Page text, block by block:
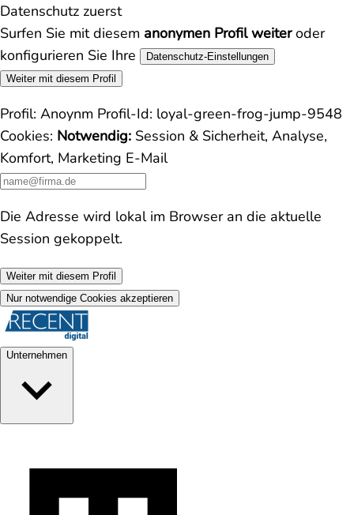
Datenschutz zuerst
Surfen Sie mit diesem anonymen Profil weiteroder
konfigurieren Sie Ihre
Datenschutz-Einstellungen
Weiter mit diesem Profil
Profil: Anoynm Profil-Id: loyal-green-frog-jump-9548
Cookies: Notwendig: Session & Sicherheit, Analyse,
Komfort, Marketing E-Mail
Die Adresse wird lokal im Browser an die aktuelle
Session gekoppelt.
Weiter mit diesem Profil
Nur notwendige Cookies akzeptieren
Unternehmen